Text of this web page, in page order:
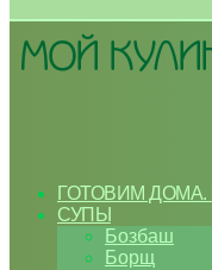
ГОТОВИМ
СУПЫ
Бозбаш
Борщ